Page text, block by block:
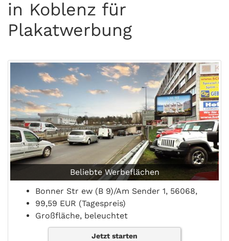
in Koblenz für
Plakatwerbung
Beliebte Werbeflächen
Bonner Str ew (B 9)/Am Sender 1, 56068,
99,59 EUR (Tagespreis)
Großfläche, beleuchtet
Jetzt starten